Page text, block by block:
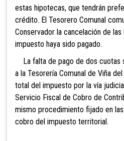
estas hipotecas, que tendrán
crédito. El Tesorero Comunal
Conservador la cancelación de
impuesto haya sido pagado.
La falta de pago de dos cuotas
a la Tesorería Comunal de Viña
total del impuesto por la vía
Servicio Fiscal de Cobro de
mismo procedimiento fijado en
cobro del impuesto territorial.